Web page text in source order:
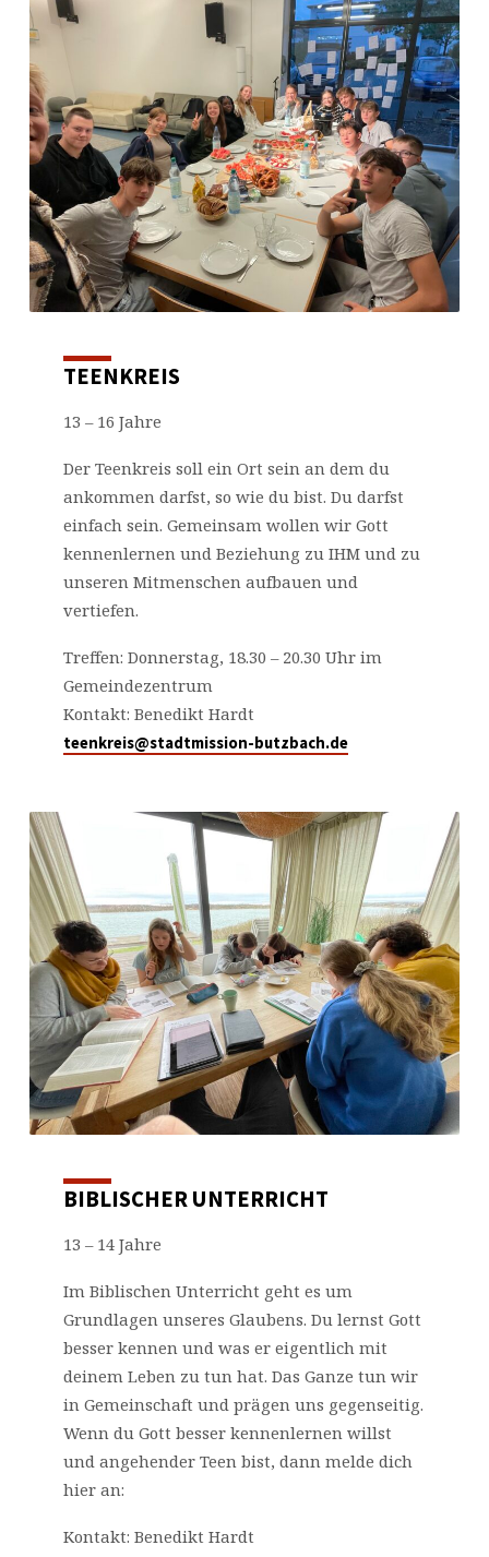
TEENKREIS
13 – 16 Jahre
Der Teenkreis soll ein Ort sein an dem du
ankommen darfst, so wie du bist. Du darfst
einfach sein. Gemeinsam wollen wir Gott
kennenlernen und Beziehung zu IHM und zu
unseren Mitmenschen aufbauen und
vertiefen.
Treffen: Donnerstag, 18.30 – 20.30 Uhr im
Gemeindezentrum
Kontakt: Benedikt Hardt
teenkreis@stadtmission-butzbach.de
BIBLISCHER UNTERRICHT
13 – 14 Jahre
Im Biblischen Unterricht geht es um
Grundlagen unseres Glaubens. Du lernst Gott
besser kennen und was er eigentlich mit
deinem Leben zu tun hat. Das Ganze tun wir
in Gemeinschaft und prägen uns gegenseitig.
Wenn du Gott besser kennenlernen willst
und angehender Teen bist, dann melde dich
hier an:
Kontakt: Benedikt Hardt